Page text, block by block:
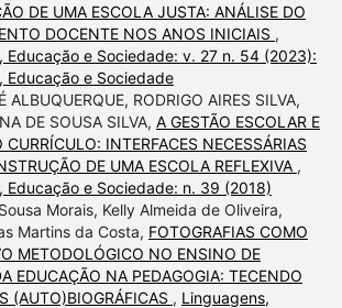
DE UMA ESCOLA JUSTA: ANÁLISE DO
DOCENTE NOS ANOS INICIAIS ,
Educação e Sociedade: v. 27 n. 54 (2023):
Educação e Sociedade
ALBUQUERQUE, RODRIGO AIRES SILVA,
DE SOUSA SILVA, A GESTÃO ESCOLAR E
CURRÍCULO: INTERFACES NECESSÁRIAS
DE UMA ESCOLA REFLEXIVA ,
Educação e Sociedade: n. 39 (2018)
Morais, Kelly Almeida de Oliveira,
Martins da Costa, FOTOGRAFIAS COMO
METODOLÓGICO NO ENSINO DE
EDUCAÇÃO NA PEDAGOGIA: TECENDO
(AUTO)BIOGRÁFICAS , Linguagens,